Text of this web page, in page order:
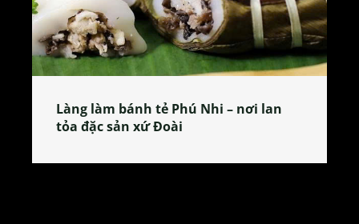
Làng làm bánh tẻ Phú Nhi – nơi lan
tỏa đặc sản xứ Đoài